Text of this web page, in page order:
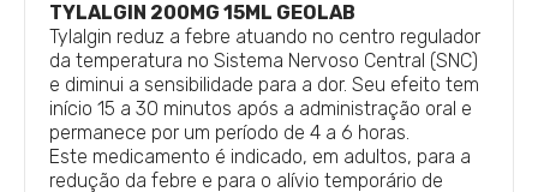
TYLALGIN 200MG 15ML GEOLAB
Tylalgin reduz a febre atuando no centro regulador
da temperatura no Sistema Nervoso Central (SNC)
e diminui a sensibilidade para a dor. Seu efeito tem
início 15 a 30 minutos após a administração oral e
permanece por um período de 4 a 6 horas.
Este medicamento é indicado, em adultos, para a
redução da febre e para o alívio temporário de